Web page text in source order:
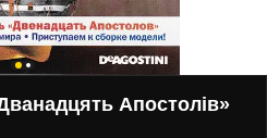
Апостолів»